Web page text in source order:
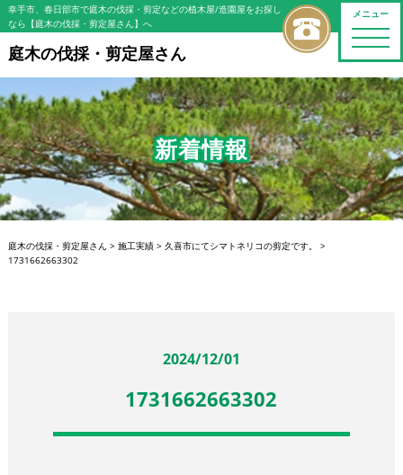
メニュー
toggle
幸手市、春日部市で庭木の伐採・剪定などの植木屋/造園屋をお探し
なら【庭木の伐採・剪定屋さん】へ
庭木の伐採・剪定屋さん
新着情報
庭木の伐採・剪定屋さん > 施工実績> 久喜市にてシマトネリコの剪定です。
>
1731662663302
2024/12/01
1731662663302